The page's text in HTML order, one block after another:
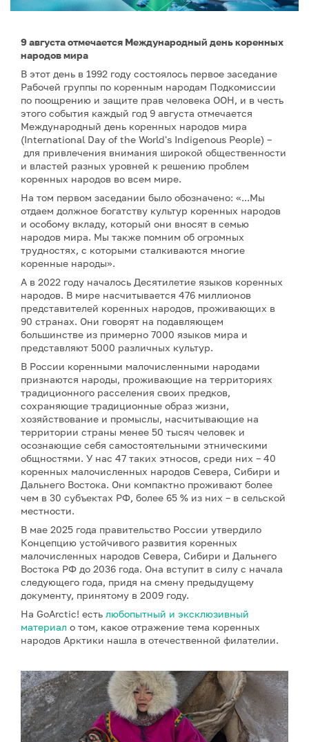
9 августа отмечается Международный день коренных
народов мира
В этот день в 1992 году состоялось первое заседание
Рабочей группы по коренным народам Подкомиссии
по поощрению и защите прав человека ООН, и в честь
этого события каждый год 9 августа отмечается
Международный день коренных народов мира
(International Day of the World's Indigenous People) –
для привлечения внимания широкой общественности
и властей разных уровней к решению проблем
коренных народов во всем мире.
На том первом заседании было обозначено: «...Мы
отдаем должное богатству культур коренных народов
и особому вкладу, который они вносят в семью
народов мира. Мы также помним об огромных
трудностях, с которыми сталкиваются многие
коренные народы».
А в 2022 году началось Десятилетие языков коренных
народов. В мире насчитывается 476 миллионов
представителей коренных народов, проживающих в
90 странах. Они говорят на подавляющем
большинстве из примерно 7000 языков мира и
представляют 5000 различных культур.
В России коренными малочисленными народами
признаются народы, проживающие на территориях
традиционного расселения своих предков,
сохраняющие традиционные образ жизни,
хозяйствование и промыслы, насчитывающие на
территории страны менее 50 тысяч человек и
осознающие себя самостоятельными этническими
общностями. У нас 47 таких этносов, среди них – 40
коренных малочисленных народов Севера, Сибири и
Дальнего Востока. Они компактно проживают более
чем в 30 субъектах РФ, более 65 % из них – в сельской
местности.
В мае 2025 года правительство России утвердило
Концепцию устойчивого развития коренных
малочисленных народов Севера, Сибири и Дальнего
Востока РФ до 2036 года. Она вступит в силу с начала
следующего года, придя на смену предыдущему
документу, принятому в 2009 году.
На GoArctic! есть любопытный и эксклюзивный
материал о том, какое отражение тема коренных
народов Арктики нашла в отечественной филателии.